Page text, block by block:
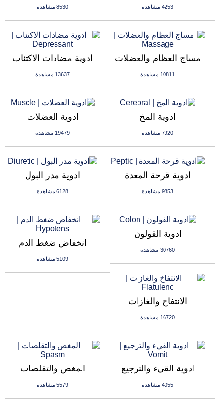
8530 مشاهدة 4253 مشاهدة
ادوية مضادات الاكتئاب
13637 مشاهدة
مساج العظام والعضلات
10811 مشاهدة
ادوية العضلات
19479 مشاهدة
ادوية المخ
7920 مشاهدة
ادوية مدر البول
6128 مشاهدة
ادوية قرحة المعدة
9853 مشاهدة
انخفاض ضغط الدم
5109 مشاهدة
ادوية القولون
30760 مشاهدة
الانتفاخ والغازات
16720 مشاهدة
المغص والتقلصات
5579 مشاهدة
ادوية القيء والترجيع
4055 مشاهدة